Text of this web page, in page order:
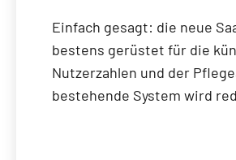
Einfach gesagt: die neue
bestens gerüstet für die
Nutzerzahlen und der
bestehende System wird